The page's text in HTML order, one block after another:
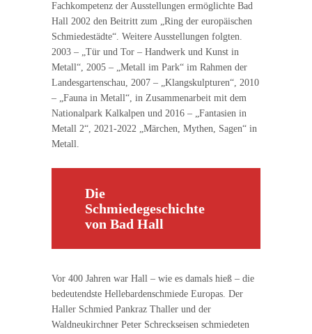
Fachkompetenz der Ausstellungen ermöglichte Bad
Hall 2002 den Beitritt zum „Ring der europäischen
Schmiedestädte“. Weitere Ausstellungen folgten.
2003 – „Tür und Tor – Handwerk und Kunst in
Metall“, 2005 – „Metall im Park“ im Rahmen der
Landesgartenschau, 2007 – „Klangskulpturen“, 2010
– „Fauna in Metall“, in Zusammenarbeit mit dem
Nationalpark Kalkalpen und 2016 – „Fantasien in
Metall 2“, 2021-2022 „Märchen, Mythen, Sagen“ in
Metall.
Die
Schmiedegeschichte
von Bad Hall
Vor 400 Jahren war Hall – wie es damals hieß – die
bedeutendste Hellebardenschmiede Europas. Der
Haller Schmied Pankraz Thaller und der
Waldneukirchner Peter Schreckseisen schmiedeten